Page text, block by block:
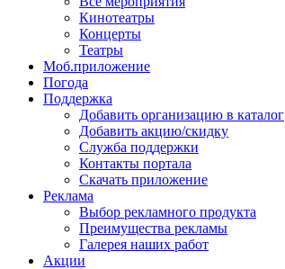
Кинотеатры
Концерты
Театры
Моб.приложение
Погода
Поддержка
Добавить организацию в каталог
Добавить акцию/скидку
Служба поддержки
Контакты портала
Скачать приложение
Реклама
Выбор рекламного продукта
Преимущества рекламы
Галерея наших работ
Акции